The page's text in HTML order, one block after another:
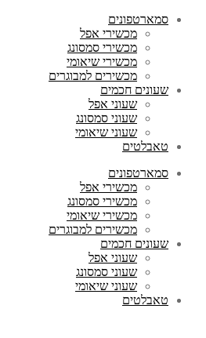
סמארטפונים
מכשירי אפל
מכשירי סמסונג
מכשירי שיאומי
מכשירים למבוגרים
שעונים חכמים
שעוני אפל
שעוני סמסונג
שעוני שיאומי
טאבלטים
סמארטפונים
מכשירי אפל
מכשירי סמסונג
מכשירי שיאומי
מכשירים למבוגרים
שעונים חכמים
שעוני אפל
שעוני סמסונג
שעוני שיאומי
טאבלטים